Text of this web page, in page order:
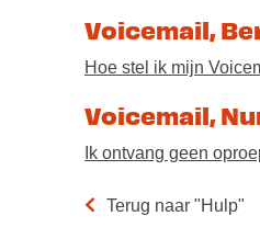
Voicemail,
Hoe stel ik mijn
Voicemail,
Ik ontvang geen
Terug naar "Hulp"